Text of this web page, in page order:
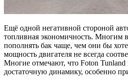
Ещё одной негативной стороной
топливная экономичность. Многим
пополнять бак чаще, чем они бы
мощность двигателя не всегда
Многие отмечают, что Foton Tunland
достаточную динамику, особенно